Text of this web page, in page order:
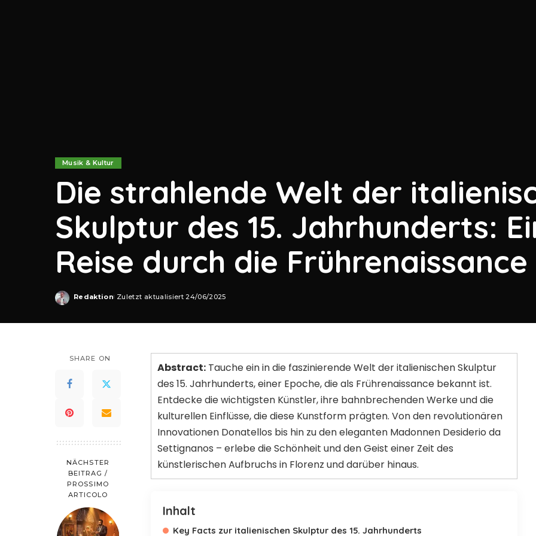
Musik & Kultur
Die strahlende Welt der
Skulptur des 15. Jahrhunderts:
Reise durch die Frührenaissance
Posted
Redaktion Zuletzt aktualisiert 24/06/2025
SHARE ON
NÄCHSTER
BEITRAG /
PROSSIMO
ARTICOLO
Abstract: Tauche ein in die faszinierende Welt der italienischen Skulptur
des 15. Jahrhunderts, einer Epoche, die als Frührenaissance bekannt ist.
Entdecke die wichtigsten Künstler, ihre bahnbrechenden Werke und die
kulturellen Einflüsse, die diese Kunstform prägten. Von den revolutionären
Innovationen Donatellos bis hin zu den eleganten Madonnen Desiderio da
Settignanos – erlebe die Schönheit und den Geist einer Zeit des
künstlerischen Aufbruchs in Florenz und darüber hinaus.
Inhalt
Key Facts zur italienischen Skulptur des 15. Jahrhunderts